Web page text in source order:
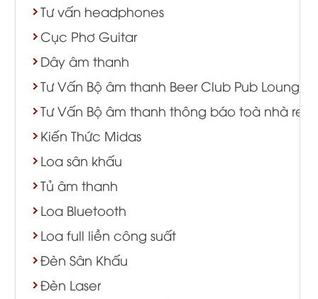
Tư vấn headphones
Cục Phơ Guitar
Dây âm thanh
Tư Vấn Bộ âm thanh Beer Club Pub Lounge
Tư Vấn Bộ âm thanh thông báo toà nhà
Kiến Thức Midas
Loa sân khấu
Tủ âm thanh
Loa Bluetooth
Loa full liền công suất
Đèn Sân Khấu
Đèn Laser